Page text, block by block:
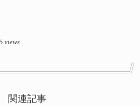
views
関連記事